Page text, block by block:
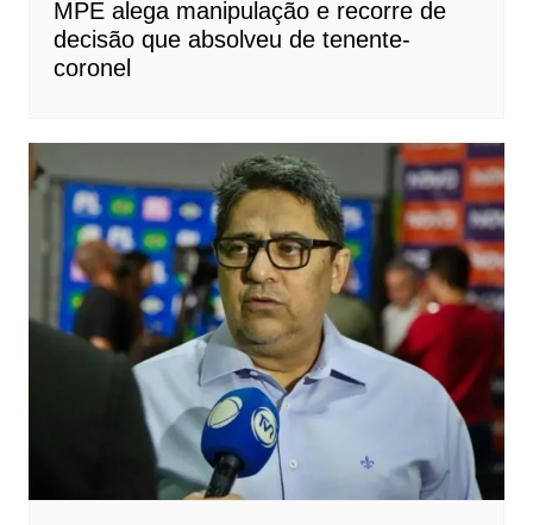
MPE alega manipulação e recorre de
decisão que absolveu de tenente-
coronel